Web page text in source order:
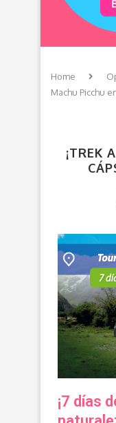
Home
Machu Picchu
¡TREK
¡7 días